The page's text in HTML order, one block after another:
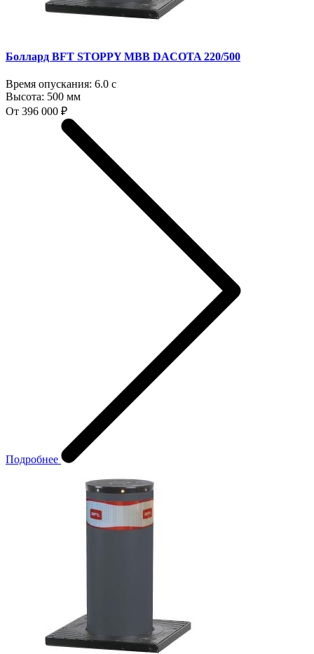
Боллард BFT STOPPY MBB DACOTA 220/500
Время опускания: 6.0 с
Высота: 500 мм
От 396 000 ₽
Подробнее